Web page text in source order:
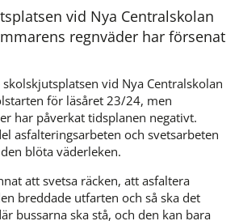
vid Nya Centralskolan
regnväder har försenat
vid Nya Centralskolan
för läsåret 23/24, men
har påverkat tidsplanen negativt.
asfalteringsarbeten och svetsarbeten
blöta väderleken.
att svetsa räcken, att asfaltera
breddade utfarten och så ska det
bussarna ska stå, och den kan bara